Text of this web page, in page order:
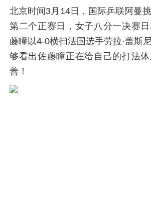
北京时间3月14日，国际乒联阿曼
第二个正赛日，女子八分一决赛
藤瞳以4-0横扫法国选手劳拉·盖斯
够看出佐藤瞳正在给自己的打法
善！